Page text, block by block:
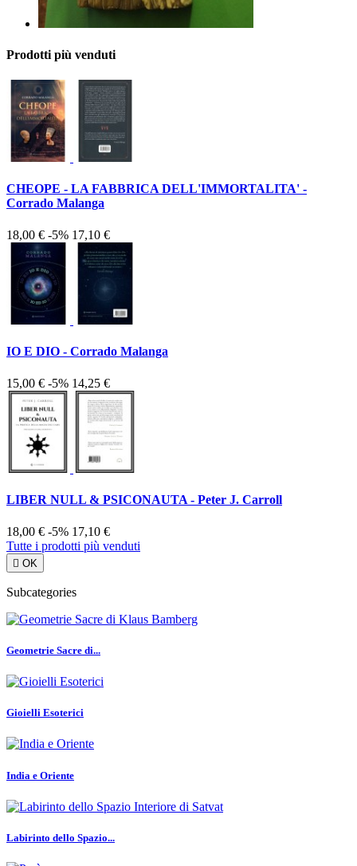
Prodotti più venduti
CHEOPE - LA FABBRICA DELL'IMMORTALITA' -
Corrado Malanga
18,00 € -5% 17,10 €
IO E DIO - Corrado Malanga
15,00 € -5% 14,25 €
LIBER NULL & PSICONAUTA - Peter J. Carroll
18,00 € -5% 17,10 €
Tutte i prodotti più venduti
 OK
Subcategories
Geometrie Sacre di...
Gioielli Esoterici
India e Oriente
Labirinto dello Spazio...